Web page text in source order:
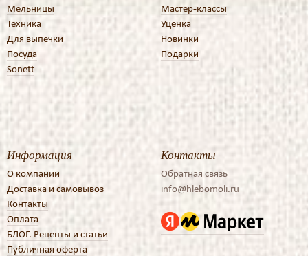
Мельницы
Техника
Для выпечки
Посуда
Sonett
Мастер-классы
Уценка
Новинки
Подарки
Информация
О компании
Доставка и самовывоз
Контакты
Оплата
БЛОГ. Рецепты и статьи
Публичная оферта
Контакты
Обратная связь
info@hlebomoli.ru